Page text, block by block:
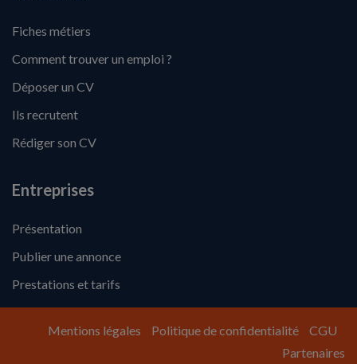
Fiches métiers
Comment trouver un emploi ?
Déposer un CV
Ils recrutent
Rédiger son CV
Entreprises
Présentation
Publier une annonce
Prestations et tarifs
Mentions légales Politique de confidentialité
CGU
Partenaires